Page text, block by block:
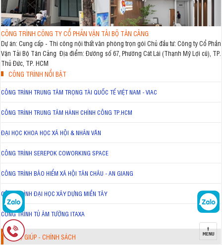
CÔNG TRÌNH CÔNG TY CỔ PHẦN VẬN TẢI BỘ TÂN CẢNG
Dự án: Cung cấp - Thi công nội thất văn phòng trọn gói Chủ đầu tư: Công ty Cổ Phần
Vận Tải Bộ Tân Cảng Địa điểm: Đường số 67, Phường Cát Lái (Thạnh Mỹ Lợi cũ), TP.
Thủ Đức, TP. HCM
CÔNG TRÌNH NỔI BẬT
CÔNG TRÌNH TRUNG TÂM TRỌNG TÀI QUỐC TẾ VIỆT NAM - VIAC
CÔNG TRÌNH TRUNG TÂM HÀNH CHÍNH CÔNG TP.HCM
ĐẠI HỌC KHOA HỌC XÃ HỘI & NHÂN VĂN
CÔNG TRÌNH SEREPOK COWORKING SPACE
CÔNG TRÌNH BẢO HIỂM XÃ HỘI TÂN CHÂU - AN GIANG
CÔNG TRÌNH ĐẠI HỌC XÂY DỰNG MIỀN TÂY
CÔNG TRÌNH TỦ ÂM TƯỜNG ITAXA
TRỢ GIÚP - CHÍNH SÁCH